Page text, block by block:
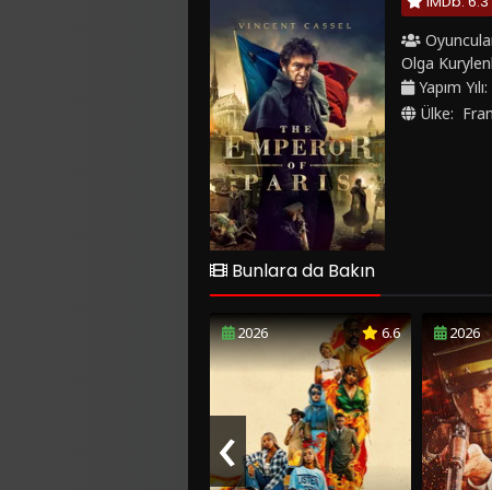
Olga
Yapım Yılı:
Ülke:
Bunlara da Bakın
2026 6.6 2026
‹